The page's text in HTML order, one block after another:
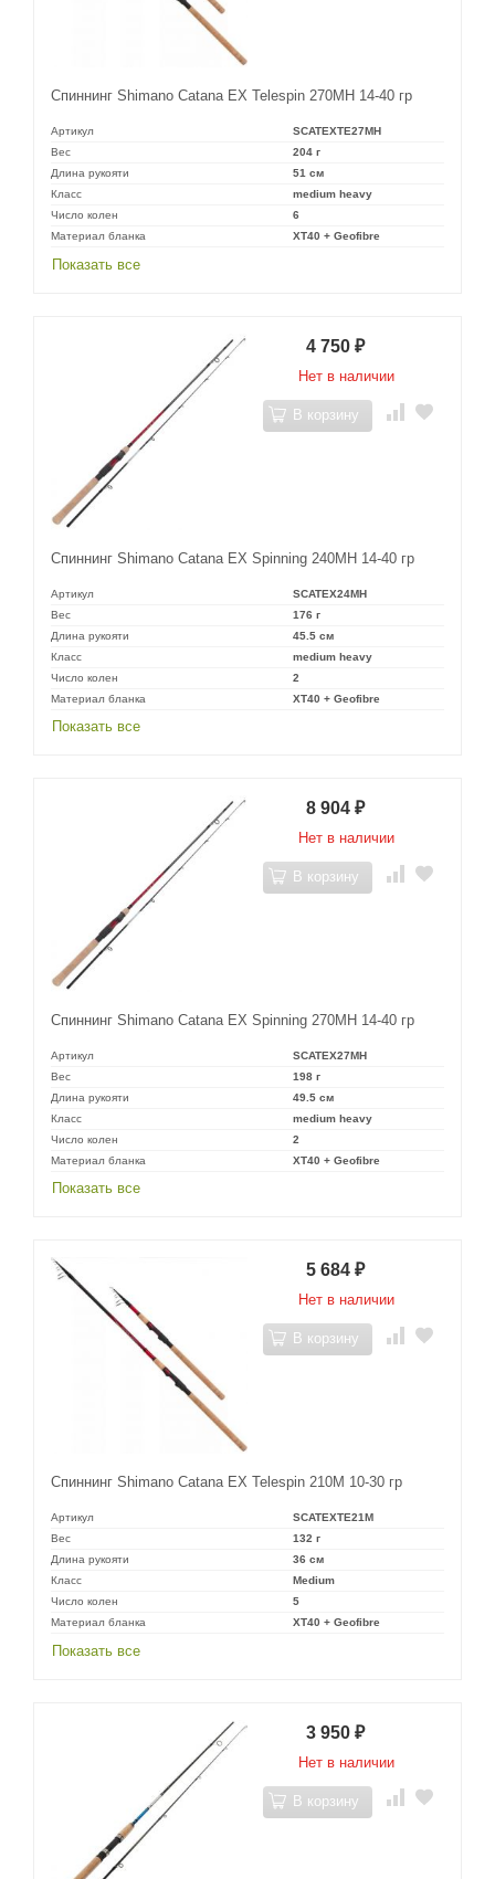
Спиннинг Shimano Catana EX Telespin 270MH 14-40 гр
Артикул
SCATEXTE27MH
Вес
204 г
Длина рукояти
51 см
Класс
medium heavy
Число колен
6
Материал бланка
XT40 + Geofibre
Показать все
Спиннинг Shimano Catana EX Spinning 240MH 14-40 гр
Артикул
SCATEX24MH
Вес
176 г
Длина рукояти
45.5 см
Класс
medium heavy
Число колен
2
Материал бланка
XT40 + Geofibre
Показать все
4 750 ₽
Нет в наличии
В корзину
Спиннинг Shimano Catana EX Spinning 270MH 14-40 гр
Артикул
SCATEX27MH
Вес
198 г
Длина рукояти
49.5 см
Класс
medium heavy
Число колен
2
Материал бланка
XT40 + Geofibre
Показать все
8 904 ₽
Нет в наличии
В корзину
Спиннинг Shimano Catana EX Telespin 210M 10-30 гр
Артикул
SCATEXTE21M
Вес
132 г
Длина рукояти
36 см
Класс
Medium
Число колен
5
Материал бланка
XT40 + Geofibre
Показать все
5 684 ₽
Нет в наличии
В корзину
3 950 ₽
Нет в наличии
В корзину